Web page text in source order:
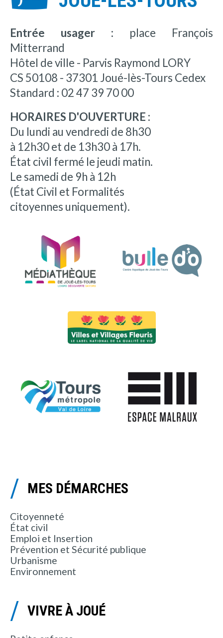
Entrée usager : place François
Mitterrand
Hôtel de ville - Parvis Raymond LORY
CS 50108 - 37301 Joué-lès-Tours Cedex
Standard : 02 47 39 70 00
HORAIRES D'OUVERTURE :
Du lundi au vendredi de 8h30
à 12h30 et de 13h30 à 17h.
État civil fermé le jeudi matin.
Le samedi de 9h à 12h
(État Civil et Formalités
citoyennes uniquement).
MES DÉMARCHES
Citoyenneté
État civil
Emploi et Insertion
Prévention et Sécurité publique
Urbanisme
Environnement
VIVRE À JOUÉ